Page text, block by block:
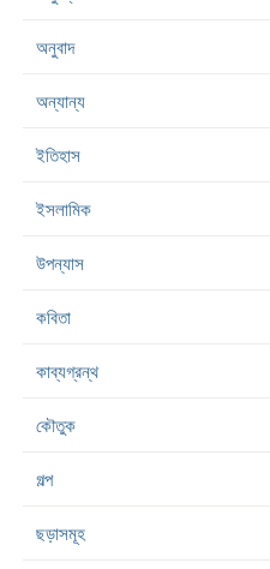
অনুবাদ
অন্যান্য
ইতিহাস
ইসলামিক
উপন্যাস
কবিতা
কাব্যগ্রন্থ
কৌতুক
গল্প
ছড়াসমূহ